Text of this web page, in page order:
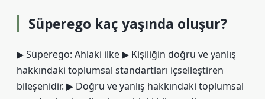
Süperego kaç yaşında oluşur?
▶ Süperego: Ahlaki ilke ▶ Kişiliğin doğru ve yanlış
hakkındaki toplumsal standartları içselleştiren
bileşenidir. ▶ Doğru ve yanlış hakkındaki toplumsal